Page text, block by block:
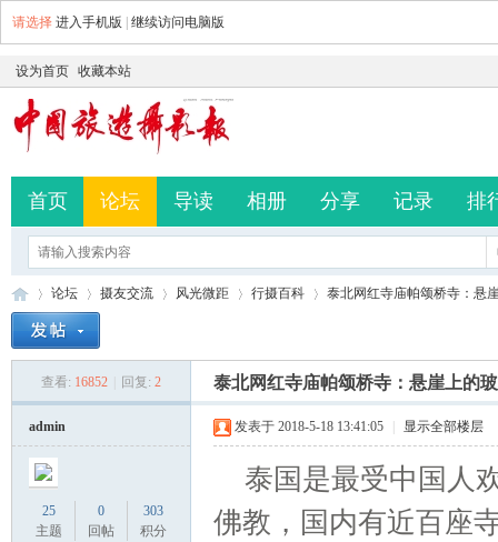
请选择 进入手机版 继续访问电脑版
设为首页 收藏本站
首页 论坛 导读 相册 分享 记录 排
论坛
›
摄友交流
›
风光微距
›
行摄百科
›
泰北网红寺庙帕颂桥寺：悬
查看: 16852 回复: 2 泰北网红寺庙帕颂桥寺：悬崖上的
admin
25
主题
0
回帖
303
积分
发表于 2018-5-18 13:41:05 显示全部楼层
泰国是最受中国人
佛教，国内有近百座